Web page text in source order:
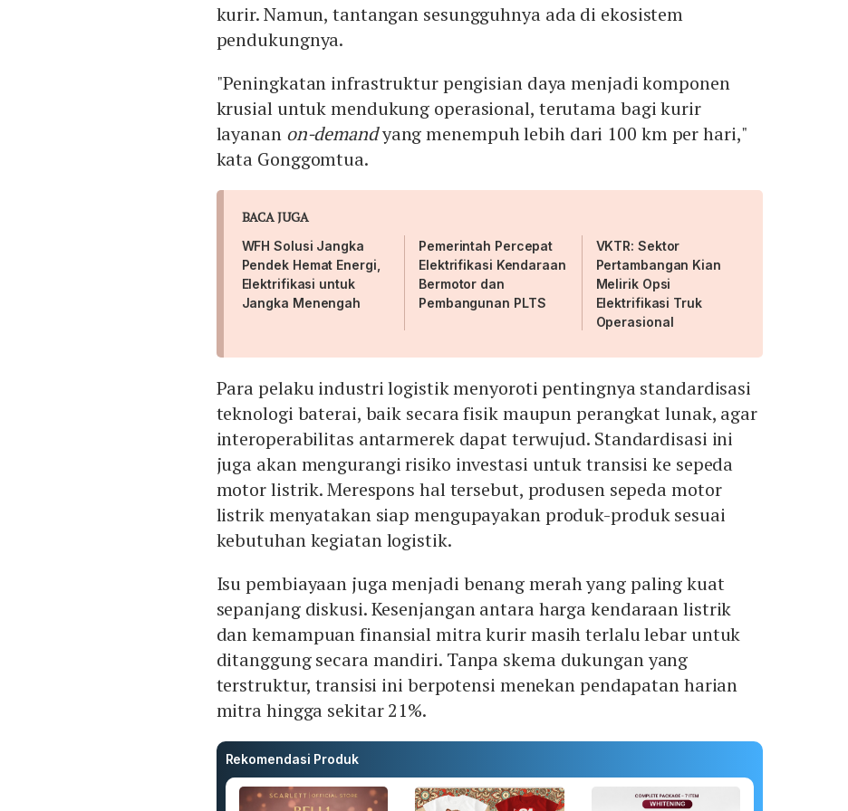
kurir. Namun, tantangan sesungguhnya ada di ekosistem
pendukungnya.
"Peningkatan infrastruktur pengisian daya menjadi komponen
krusial untuk mendukung operasional, terutama bagi kurir
layanan on-demandyang menempuh lebih dari 100 km per hari,"
kata Gonggomtua.
BACA JUGA
WFH Solusi Jangka
Pendek Hemat Energi,
Elektrifikasi untuk
Jangka Menengah
Pemerintah Percepat
Elektrifikasi Kendaraan
Bermotor dan
Pembangunan PLTS
VKTR: Sektor
Pertambangan Kian
Melirik Opsi
Elektrifikasi Truk
Operasional
Para pelaku industri logistik menyoroti pentingnya standardisasi
teknologi baterai, baik secara fisik maupun perangkat lunak, agar
interoperabilitas antarmerek dapat terwujud. Standardisasi ini
juga akan mengurangi risiko investasi untuk transisi ke sepeda
motor listrik. Merespons hal tersebut, produsen sepeda motor
listrik menyatakan siap mengupayakan produk-produk sesuai
kebutuhan kegiatan logistik.
Isu pembiayaan juga menjadi benang merah yang paling kuat
sepanjang diskusi. Kesenjangan antara harga kendaraan listrik
dan kemampuan finansial mitra kurir masih terlalu lebar untuk
ditanggung secara mandiri. Tanpa skema dukungan yang
terstruktur, transisi ini berpotensi menekan pendapatan harian
mitra hingga sekitar 21%.
Rekomendasi Produk